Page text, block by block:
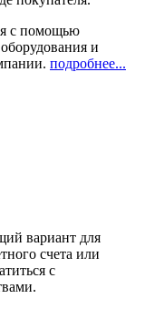
с помощью
и
подробнее...
вариант для
счета или
с